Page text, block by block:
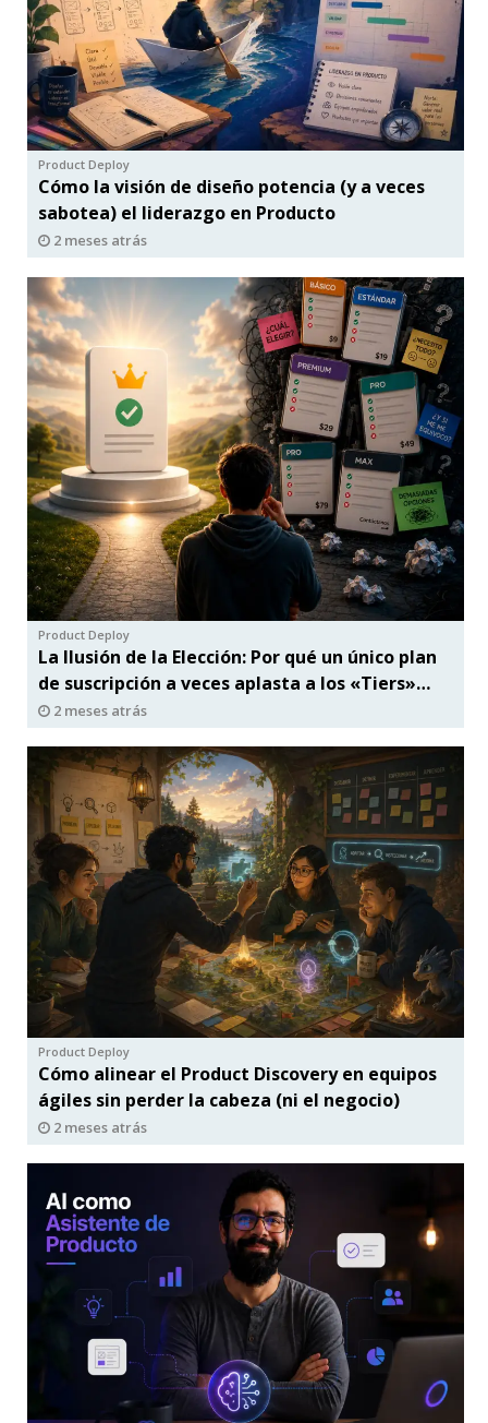
Product Deploy
Cómo la visión de diseño potencia (y a veces
sabotea) el liderazgo en Producto
2 meses atrás
Product Deploy
La Ilusión de la Elección: Por qué un único plan
de suscripción a veces aplasta a los «Tiers»
complejos
2 meses atrás
Product Deploy
Cómo alinear el Product Discovery en equipos
ágiles sin perder la cabeza (ni el negocio)
2 meses atrás